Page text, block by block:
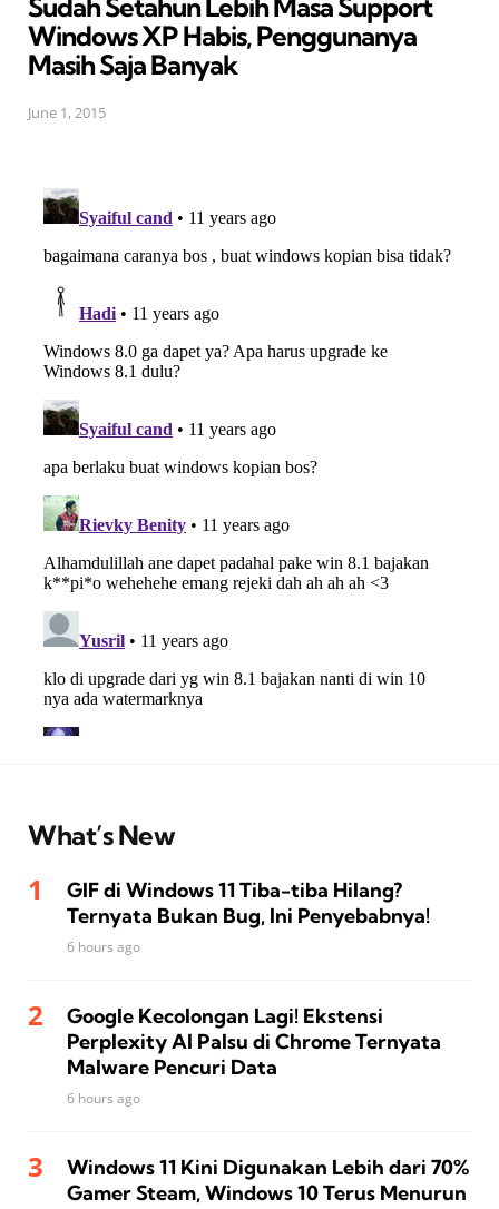
Windows XP Habis, Penggunanya
Masih Saja Banyak
June 1, 2015
What’s New
GIF di Windows 11 Tiba-tiba Hilang?
Ternyata Bukan Bug, Ini Penyebabnya!
6 hours ago
Google Kecolongan Lagi! Ekstensi
Perplexity AI Palsu di Chrome Ternyata
Malware Pencuri Data
6 hours ago
Windows 11 Kini Digunakan Lebih dari 70%
Gamer Steam, Windows 10 Terus Menurun